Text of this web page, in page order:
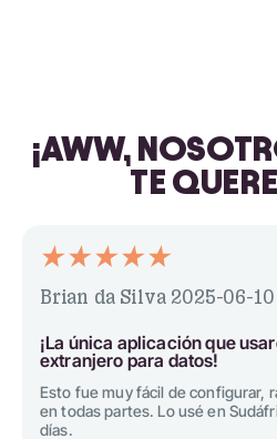
¡AWW,
TE
Brian da Silva 2025-06-10
¡La única aplicación que
extranjero para datos!
Esto fue muy fácil de configurar,
en todas partes. Lo usé en
días.